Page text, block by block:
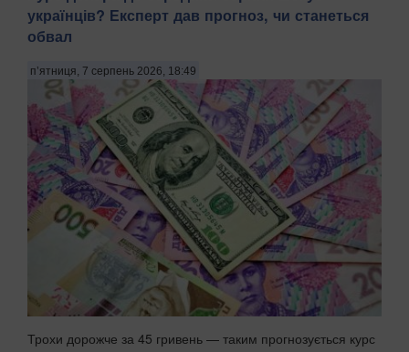
Льодовитого океану, яка донедавна була вкрита товстими
шарами криги й залишалася важкодоступною для
українців? Експерт дав прогноз, чи станеться
обвал
п’ятниця, 7 серпень 2026, 18:49
Трохи дорожче за 45 гривень — таким прогнозується курс